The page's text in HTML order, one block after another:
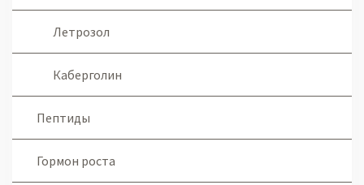
Летрозол
Каберголин
Пептиды
Гормон роста